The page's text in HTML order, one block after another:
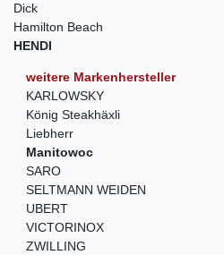
Dick
Hamilton Beach
HENDI
weitere Markenhersteller
KARLOWSKY
König Steakhäxli
Liebherr
Manitowoc
SARO
SELTMANN WEIDEN
UBERT
VICTORINOX
ZWILLING